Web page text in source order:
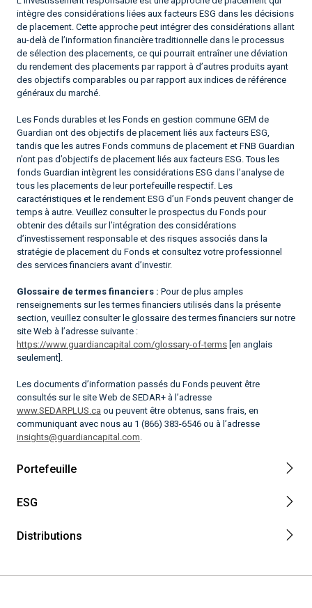
intègre des considérations liées aux facteurs ESG dans les décisions
de placement. Cette approche peut intégrer des considérations allant
au-delà de l’information financière traditionnelle dans le processus
de sélection des placements, ce qui pourrait entraîner une déviation
du rendement des placements par rapport à d’autres produits ayant
des objectifs comparables ou par rapport aux indices de référence
généraux du marché.
Les Fonds durables et les Fonds en gestion commune GEM de
Guardian ont des objectifs de placement liés aux facteurs ESG,
tandis que les autres Fonds communs de placement et FNB Guardian
n’ont pas d’objectifs de placement liés aux facteurs ESG. Tous les
fonds Guardian intègrent les considérations ESG dans l’analyse de
tous les placements de leur portefeuille respectif. Les
caractéristiques et le rendement ESG d’un Fonds peuvent changer de
temps à autre. Veuillez consulter le prospectus du Fonds pour
obtenir des détails sur l’intégration des considérations
d’investissement responsable et des risques associés dans la
stratégie de placement du Fonds et consultez votre professionnel
des services financiers avant d’investir.
Glossaire de termes financiers : Pour de plus amples
renseignements sur les termes financiers utilisés dans la présente
section, veuillez consulter le glossaire des termes financiers sur notre
site Web à l’adresse suivante :
https://www.guardiancapital.com/glossary-of-terms [en anglais
seulement].
Les documents d’information passés du Fonds peuvent être
consultés sur le site Web de SEDAR+ à l’adresse
www.SEDARPLUS.ca ou peuvent être obtenus, sans frais, en
communiquant avec nous au 1 (866) 383-6546 ou à l’adresse
insights@guardiancapital.com
Portefeuille
ESG
Distributions